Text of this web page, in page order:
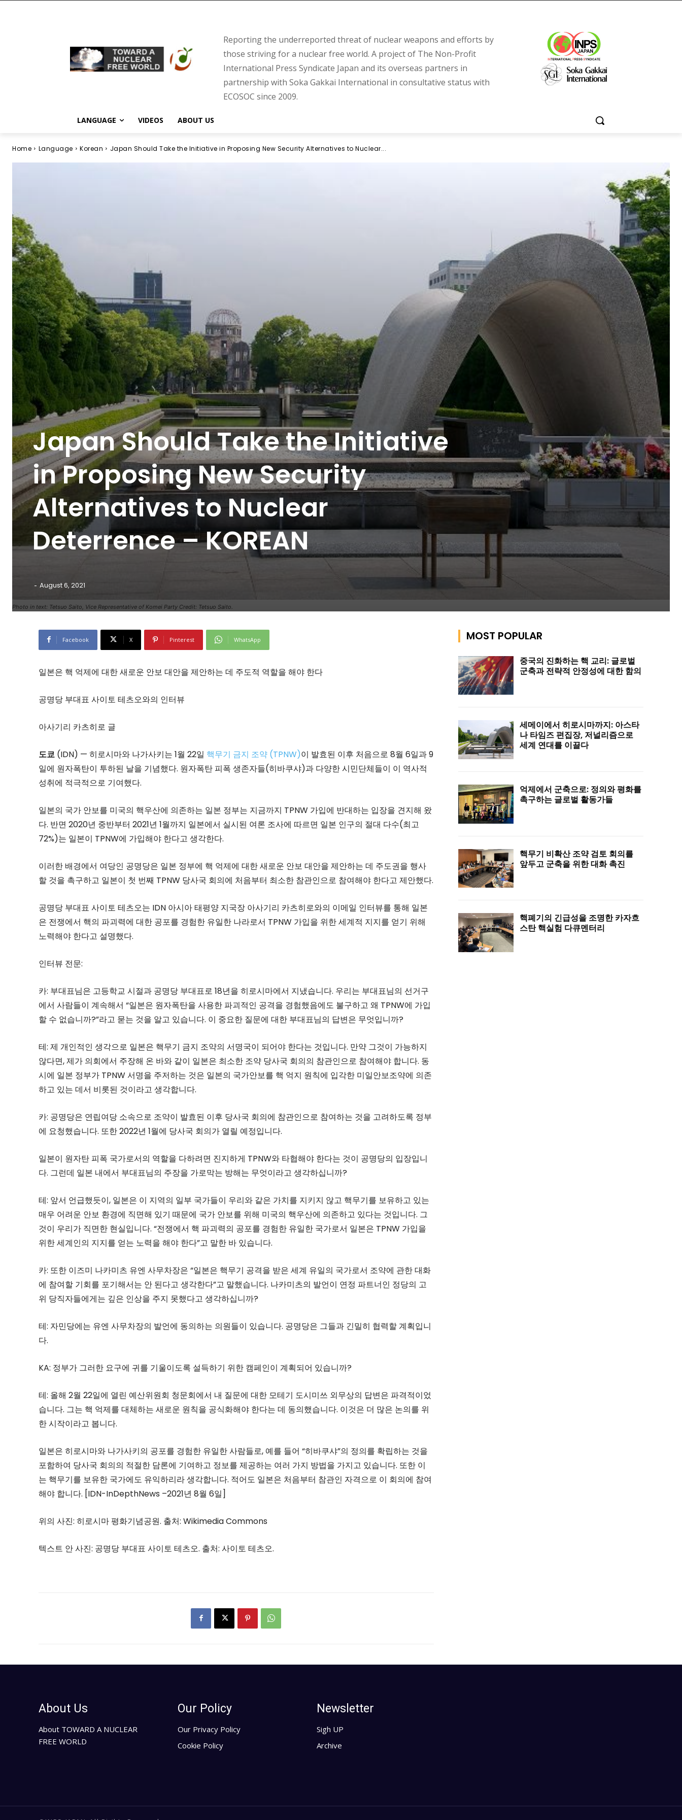
Reporting the underreported threat of nuclear weapons and efforts by
those striving for a nuclear free world. A project of The Non-Profit
International Press Syndicate Japan and its overseas partners in
partnership with Soka Gakkai International in consultative status with
ECOSOC since 2009.
LANGUAGE VIDEOS ABOUT US
Home Language Korean Japan Should Take the Initiative in Proposing New Security Alternatives to Nuclear...
Photo in text: Tetsuo Saito, Vice Representative of Komei Party Credit: Tetsuo Saito.
Japan Should Take the Initiative
in Proposing New Security
Alternatives to Nuclear
Deterrence – KOREAN
- August 6, 2021
Facebook X Pinterest WhatsApp
일본은 핵 억제에 대한 새로운 안보 대안을 제안하는 데 주도적 역할을 해야 한다
공명당 부대표 사이토 테츠오와의 인터뷰
아사기리 카츠히로 글
도쿄 (IDN) — 히로시마와 나가사키는 1월 22일 핵무기 금지 조약 (TPNW)이 발효된 이후 처음으로 8월 6일과 9
일에 원자폭탄이 투하된 날을 기념했다. 원자폭탄 피폭 생존자들(히바쿠샤)과 다양한 시민단체들이 이 역사적
성취에 적극적으로 기여했다.
일본의 국가 안보를 미국의 핵우산에 의존하는 일본 정부는 지금까지 TPNW 가입에 반대하는 입장을 견지해 왔
다. 반면 2020년 중반부터 2021년 1월까지 일본에서 실시된 여론 조사에 따르면 일본 인구의 절대 다수(최고
72%)는 일본이 TPNW에 가입해야 한다고 생각한다.
이러한 배경에서 여당인 공명당은 일본 정부에 핵 억제에 대한 새로운 안보 대안을 제안하는 데 주도권을 행사
할 것을 촉구하고 일본이 첫 번째 TPNW 당사국 회의에 처음부터 최소한 참관인으로 참여해야 한다고 제안했다.
공명당 부대표 사이토 테츠오는 IDN 아시아 태평양 지국장 아사기리 카츠히로와의 이메일 인터뷰를 통해 일본
은 전쟁에서 핵의 파괴력에 대한 공포를 경험한 유일한 나라로서 TPNW 가입을 위한 세계적 지지를 얻기 위해
노력해야 한다고 설명했다.
인터뷰 전문:
카: 부대표님은 고등학교 시절과 공명당 부대표로 18년을 히로시마에서 지냈습니다. 우리는 부대표님의 선거구
에서 사람들이 계속해서 “일본은 원자폭탄을 사용한 파괴적인 공격을 경험했음에도 불구하고 왜 TPNW에 가입
할 수 없습니까?”라고 묻는 것을 알고 있습니다. 이 중요한 질문에 대한 부대표님의 답변은 무엇입니까?
테: 제 개인적인 생각으로 일본은 핵무기 금지 조약의 서명국이 되어야 한다는 것입니다. 만약 그것이 가능하지
않다면, 제가 의회에서 주장해 온 바와 같이 일본은 최소한 조약 당사국 회의의 참관인으로 참여해야 합니다. 동
시에 일본 정부가 TPNW 서명을 주저하는 것은 일본의 국가안보를 핵 억지 원칙에 입각한 미일안보조약에 의존
하고 있는 데서 비롯된 것이라고 생각합니다.
카: 공명당은 연립여당 소속으로 조약이 발효된 이후 당사국 회의에 참관인으로 참여하는 것을 고려하도록 정부
에 요청했습니다. 또한 2022년 1월에 당사국 회의가 열릴 예정입니다.
일본이 원자탄 피폭 국가로서의 역할을 다하려면 진지하게 TPNW와 타협해야 한다는 것이 공명당의 입장입니
다. 그런데 일본 내에서 부대표님의 주장을 가로막는 방해는 무엇이라고 생각하십니까?
테: 앞서 언급했듯이, 일본은 이 지역의 일부 국가들이 우리와 같은 가치를 지키지 않고 핵무기를 보유하고 있는
매우 어려운 안보 환경에 직면해 있기 때문에 국가 안보를 위해 미국의 핵우산에 의존하고 있다는 것입니다. 그
것이 우리가 직면한 현실입니다. “전쟁에서 핵 파괴력의 공포를 경험한 유일한 국가로서 일본은 TPNW 가입을
위한 세계인의 지지를 얻는 노력을 해야 한다”고 말한 바 있습니다.
카: 또한 이즈미 나카미츠 유엔 사무차장은 “일본은 핵무기 공격을 받은 세계 유일의 국가로서 조약에 관한 대화
에 참여할 기회를 포기해서는 안 된다고 생각한다”고 말했습니다. 나카미츠의 발언이 연정 파트너인 정당의 고
위 당직자들에게는 깊은 인상을 주지 못했다고 생각하십니까?
테: 자민당에는 유엔 사무차장의 발언에 동의하는 의원들이 있습니다. 공명당은 그들과 긴밀히 협력할 계획입니
다.
KA: 정부가 그러한 요구에 귀를 기울이도록 설득하기 위한 캠페인이 계획되어 있습니까?
테: 올해 2월 22일에 열린 예산위원회 청문회에서 내 질문에 대한 모테기 도시미쓰 외무상의 답변은 파격적이었
습니다. 그는 핵 억제를 대체하는 새로운 원칙을 공식화해야 한다는 데 동의했습니다. 이것은 더 많은 논의를 위
한 시작이라고 봅니다.
일본은 히로시마와 나가사키의 공포를 경험한 유일한 사람들로, 예를 들어 “히바쿠샤”의 정의를 확립하는 것을
포함하여 당사국 회의의 적절한 담론에 기여하고 정보를 제공하는 여러 가지 방법을 가지고 있습니다. 또한 이
는 핵무기를 보유한 국가에도 유익하리라 생각합니다. 적어도 일본은 처음부터 참관인 자격으로 이 회의에 참여
해야 합니다. [IDN-InDepthNews –2021년 8월 6일]
위의 사진: 히로시마 평화기념공원. 출처: Wikimedia Commons
텍스트 안 사진: 공명당 부대표 사이토 테츠오. 출처: 사이토 테츠오.
MOST POPULAR
중국의 진화하는 핵 교리: 글로벌
군축과 전략적 안정성에 대한 함의
세메이에서 히로시마까지: 아스타
나 타임즈 편집장, 저널리즘으로
세계 연대를 이끌다
억제에서 군축으로: 정의와 평화를
촉구하는 글로벌 활동가들
핵무기 비확산 조약 검토 회의를
앞두고 군축을 위한 대화 촉진
핵폐기의 긴급성을 조명한 카자흐
스탄 핵실험 다큐멘터리
About Us
About TOWARD A NUCLEAR
FREE WORLD
Our Policy
Our Privacy Policy
Cookie Policy
Newsletter
Sigh UP
Archive